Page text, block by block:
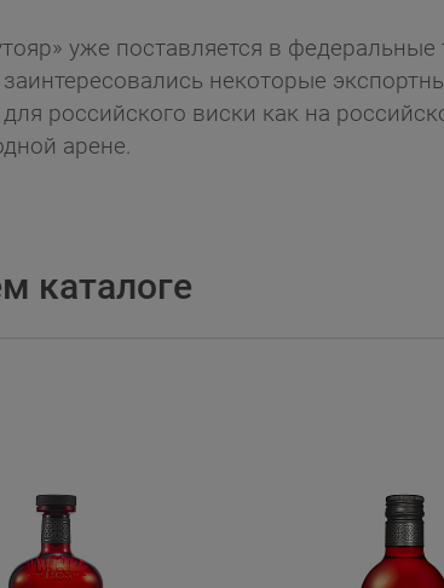
уже поставляется в
некоторые
российского виски как на
арене.
каталоге